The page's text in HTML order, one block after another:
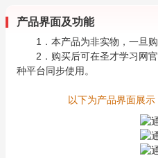
产品界面及功能
1．本产品为非实物，一旦购
2．购买后可在圣才学习网
种平台同步使用。
以下为产品界面展示